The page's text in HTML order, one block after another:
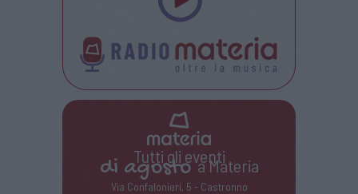
Tutti gli eventi
di agostoa Materia
Via Confalonieri, 5 - Castronno